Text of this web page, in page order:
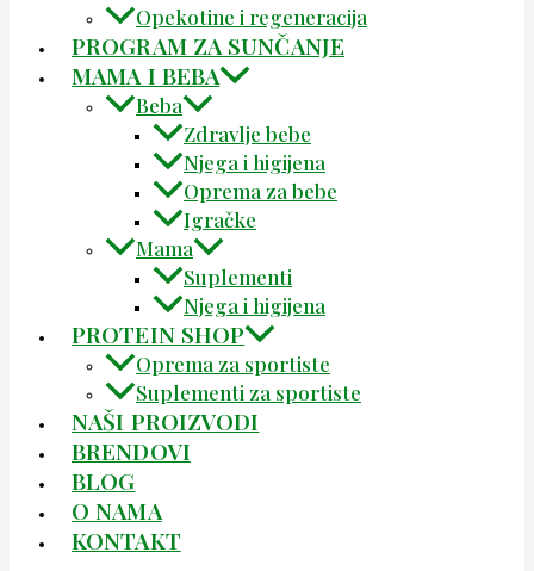
Opekotine i regeneracija
PROGRAM ZA SUNČANJE
MAMA I BEBA
Beba
Zdravlje bebe
Njega i higijena
Oprema za bebe
Igračke
Mama
Suplementi
Njega i higijena
PROTEIN SHOP
Oprema za sportiste
Suplementi za sportiste
NAŠI PROIZVODI
BRENDOVI
BLOG
O NAMA
KONTAKT